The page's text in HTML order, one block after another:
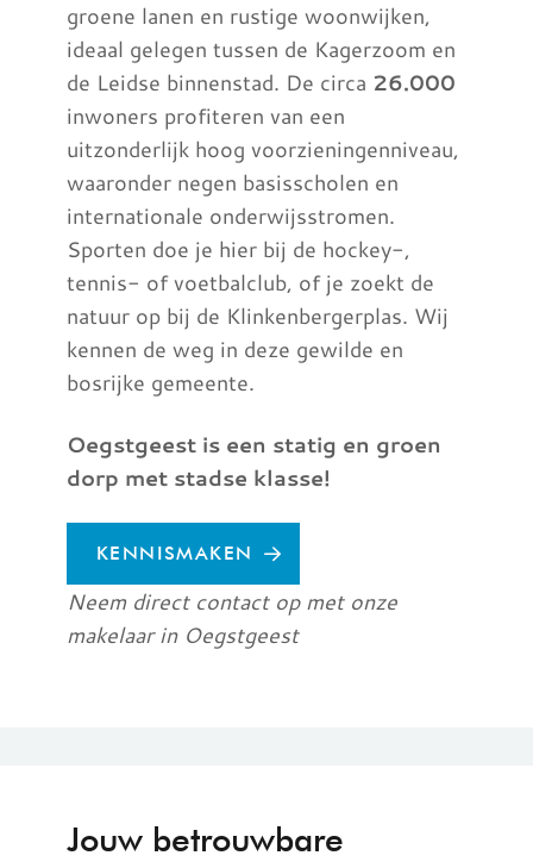
groene lanen en rustige woonwijken,
ideaal gelegen tussen de Kagerzoom en
de Leidse binnenstad. De circa 26.000
inwoners profiteren van een
uitzonderlijk hoog voorzieningenniveau,
waaronder negen basisscholen en
internationale onderwijsstromen.
Sporten doe je hier bij de hockey-,
tennis- of voetbalclub, of je zoekt de
natuur op bij de Klinkenbergerplas. Wij
kennen de weg in deze gewilde en
bosrijke gemeente.
Oegstgeest is een statig en groen
dorp met stadse klasse!
KENNISMAKEN
Neem direct contact op met onze
makelaar in Oegstgeest
Jouw betrouwbare